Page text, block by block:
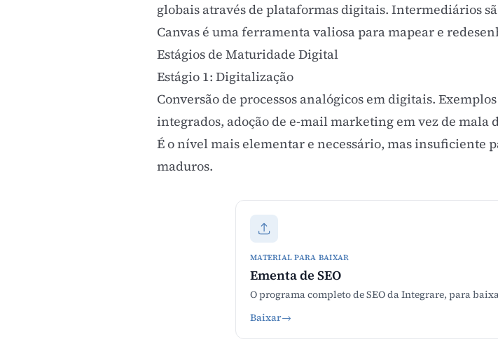
globais através de plataformas digitais. Intermediários
Canvasé uma ferramenta valiosa para mapear e
Estágios de Maturidade Digital
Estágio 1: Digitalização
Conversão de processos analógicos em digitais.
integrados, adoção de e-mail marketing em vez de
É o nível mais elementar e necessário, mas insuficiente
maduros.
MATERIAL PARA BAIXAR
Ementa de SEO
O programa completo de SEO da Integrare, para
Baixar→